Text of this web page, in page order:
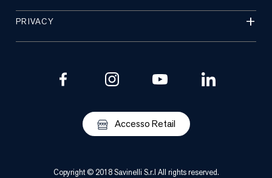
PRIVACY
Accesso Retail
Copyright © 2018 Savinelli S.r.l All rights reserved.